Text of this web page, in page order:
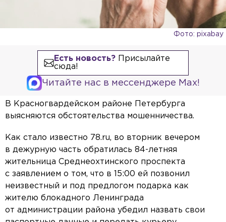
Фото: pixabay
Есть новость?Присылайте
сюда!
Читайте нас в мессенджере Max!
В Красногвардейском районе Петербурга
выясняются обстоятельства мошенничества.
Как стало известно 78.ru, во вторник вечером
в дежурную часть обратилась 84-летняя
жительница Среднеохтинского проспекта
с заявлением о том, что в 15:00 ей позвонил
неизвестный и под предлогом подарка как
жителю блокадного Ленинграда
от администрации района убедил назвать свои